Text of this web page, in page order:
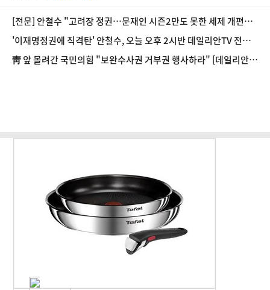
[전문] 안철수 "고려장 정권…문재인 시즌2만도 못한 세제 개편안"
[정국 기상대]
'이재명정권에 직격탄' 안철수, 오늘 오후 2시반 데일리안TV 전격
출연 [정국 기상대]
靑 앞 몰려간 국민의힘 "보완수사권 거부권 행사하라" [데일리안 1